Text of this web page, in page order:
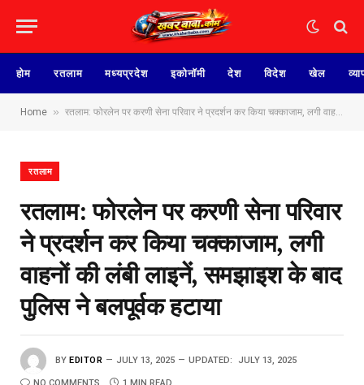
होम रतलाम मध्यप्रदेश इकोनॉमी देश विदेश खेल
Home » रतलाम: फोरलेन पर करणी सेना परिवार ने‌ प्रदर्शन कर किया चक्काजाम, लगी वाहनों की लंबी लाइनें, समझाइश के बाद पुलिस ने बलपूर्वक हटाया
रतलाम
रतलाम: फोरलेन पर करणी सेना परिवार
ने‌ प्रदर्शन कर किया चक्काजाम, लगी
वाहनों की लंबी लाइनें, समझाइश के बाद
पुलिस ने बलपूर्वक हटाया
BY EDITOR JULY 13, 2025 UPDATED: JULY 13, 2025